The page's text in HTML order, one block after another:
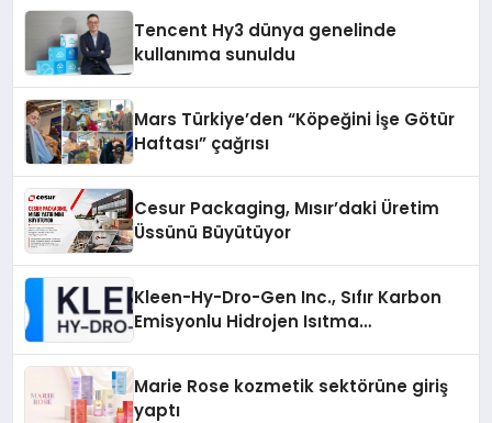
Tencent Hy3 dünya genelinde
kullanıma sunuldu
Mars Türkiye’den “Köpeğini İşe Götür
Haftası” çağrısı
Cesur Packaging, Mısır’daki Üretim
Üssünü Büyütüyor
Kleen-Hy-Dro-Gen Inc., Sıfır Karbon
Emisyonlu Hidrojen Isıtma
Marie Rose kozmetik sektörüne giriş
yaptı